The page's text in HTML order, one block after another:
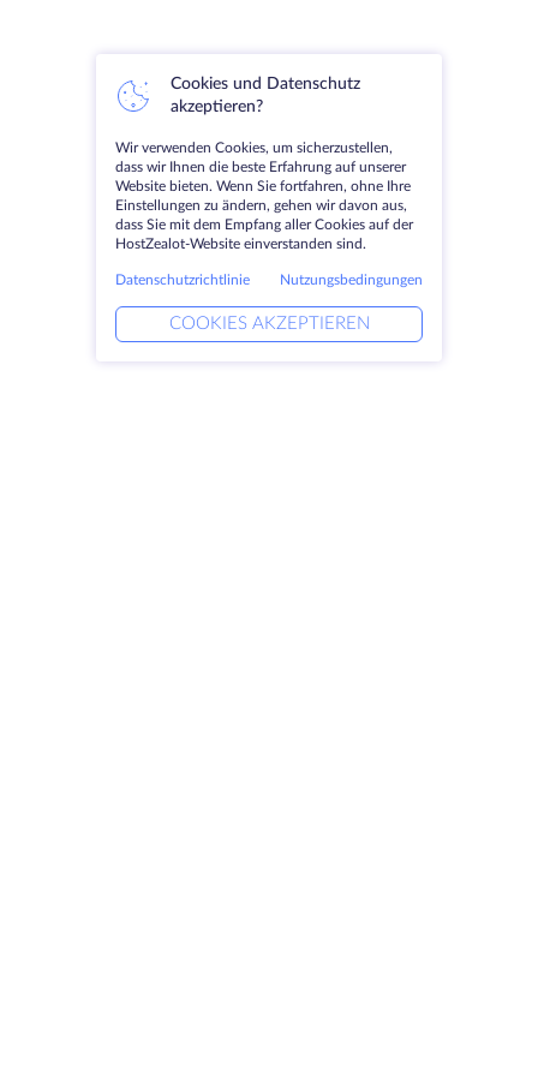
Cookies und Datenschutz
akzeptieren?
Wir verwenden Cookies, um sicherzustellen,
dass wir Ihnen die beste Erfahrung auf unserer
Website bieten. Wenn Sie fortfahren, ohne Ihre
Einstellungen zu ändern, gehen wir davon aus,
dass Sie mit dem Empfang aller Cookies auf der
HostZealot-Website einverstanden sind.
Datenschutzrichtlinie Nutzungsbedingungen
COOKIES AKZEPTIEREN